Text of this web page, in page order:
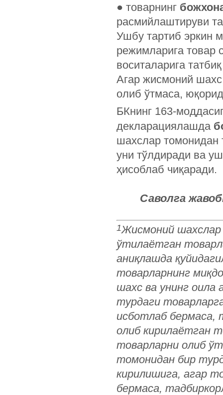
● товарнинг
расмийлаштируви
Ушбу тартиб эркин
режимларига товар
воситаларига
Агар жисмоний шахс
олиб ўтмаса,
БКнинг ­163-
декларациялашда
шахслар томонидан
уни тўлдиради ва
ҳисоблаб чиқаради.
Саволга
1Жисмоний шахслар
ўтилаётган
аниқлашда
товарларнинг
шахс ва унинг оила
турдаги
исботлаб бермаса,
олиб кирилаётган
товарларни олиб
томонидан бир
кирилишига, агар
бермаса,